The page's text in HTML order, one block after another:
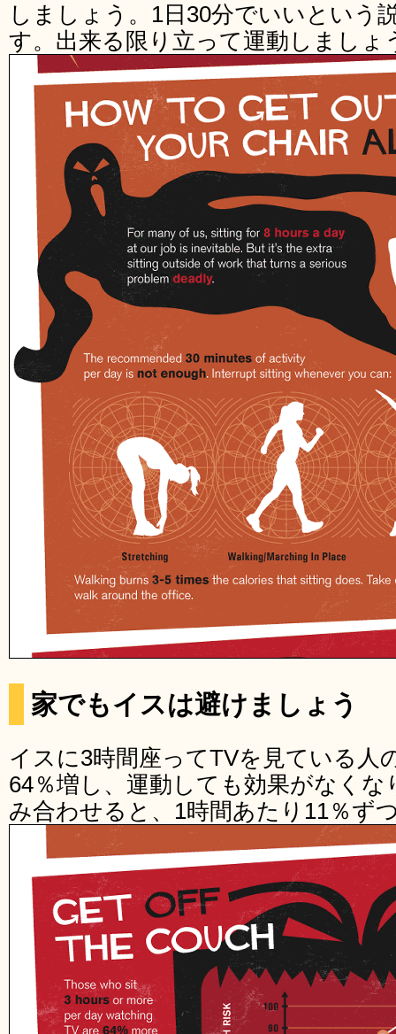
しましょう。1日30分でいいという
す。出来る限り立って運動しましょ
家でもイスは避けましょう
イスに3時間座ってTVを見ている人
64％増し、運動しても効果がなく
み合わせると、1時間あたり11％ず